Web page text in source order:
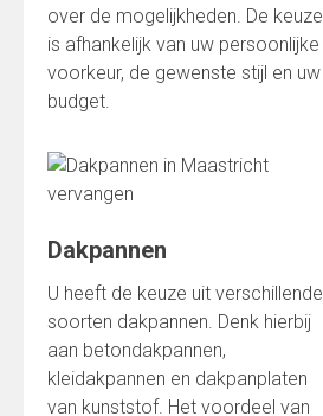
over de mogelijkheden. De keuze
is afhankelijk van uw persoonlijke
voorkeur, de gewenste stijl en uw
budget.
Dakpannen
U heeft de keuze uit verschillende
soorten dakpannen. Denk hierbij
aan betondakpannen,
kleidakpannen en dakpanplaten
van kunststof. Het voordeel van